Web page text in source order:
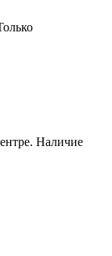
Наличие